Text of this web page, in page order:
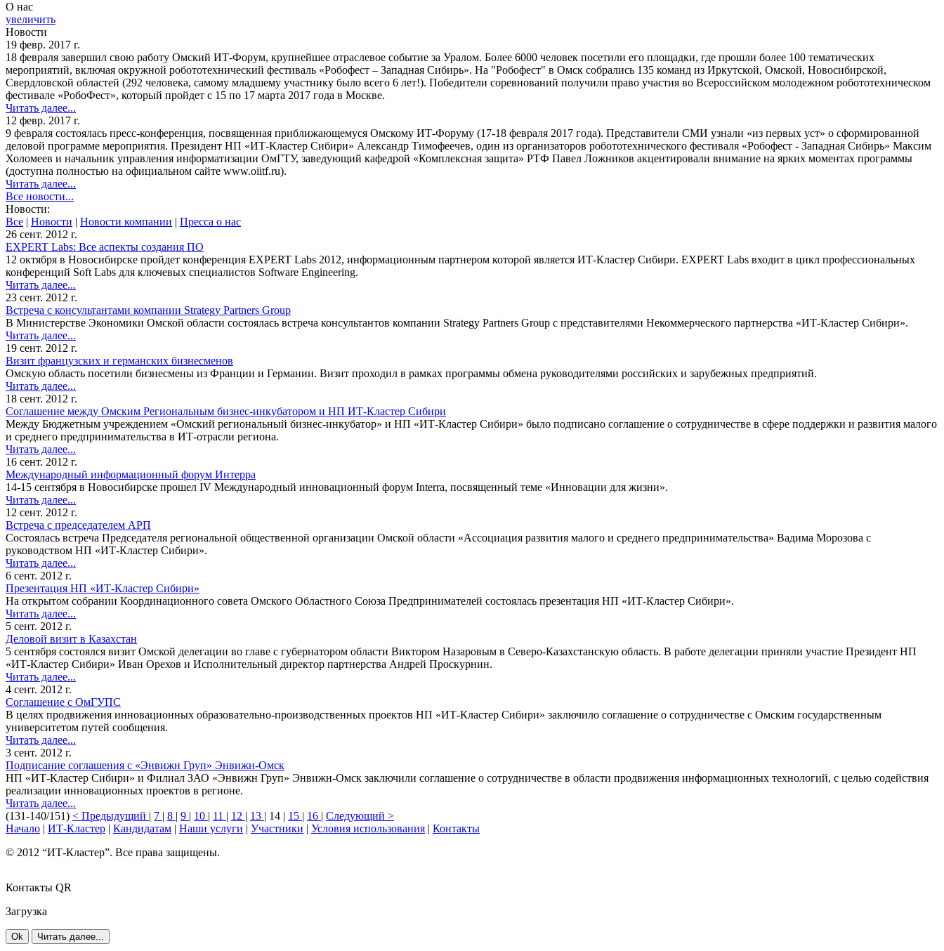
О нас
увеличить
Новости
19 февр. 2017 г.
18 февраля завершил свою работу Омский ИТ-Форум, крупнейшее отраслевое событие за Уралом. Более 6000 человек посетили его площадки, где прошли более 100 тематических
мероприятий, включая окружной робототехнический фестиваль «Робофест – Западная Сибирь». На "Робофест" в Омск собрались 135 команд из Иркутской, Омской, Новосибирской,
Свердловской областей (292 человека, самому младшему участнику было всего 6 лет!). Победители соревнований получили право участия во Всероссийском молодежном робототехническом
фестивале «РобоФест», который пройдет с 15 по 17 марта 2017 года в Москве.
Читать далее...
12 февр. 2017 г.
9 февраля состоялась пресс-конференция, посвященная приближающемуся Омскому ИТ-Форуму (17-18 февраля 2017 года). Представители СМИ узнали «из первых уст» о сформированной
деловой программе мероприятия. Президент НП «ИТ-Кластер Сибири» Александр Тимофеечев, один из организаторов робототехнического фестиваля «Робофест - Западная Сибирь» Максим
Холомеев и начальник управления информатизации ОмГТУ, заведующий кафедрой «Комплексная защита» РТФ Павел Ложников акцентировали внимание на ярких моментах программы
(доступна полностью на официальном сайте www.oiitf.ru).
Читать далее...
Все новости...
Новости:
Все | Новости | Новости компании | Пресса о нас
26 сент. 2012 г.
EXPERT Labs: Все аспекты создания ПО
12 октября в Новосибирске пройдет конференция EXPERT Labs 2012, информационным партнером которой является ИТ-Кластер Сибири. EXPERT Labs входит в цикл профессиональных
конференций Soft Labs для ключевых специалистов Software Engineering.
Читать далее...
23 сент. 2012 г.
Встреча с консультантами компании Strategy Partners Group
В Министерстве Экономики Омской области состоялась встреча консультантов компании Strategy Partners Group с представителями Некоммерческого партнерства «ИТ-Кластер Сибири».
Читать далее...
19 сент. 2012 г.
Визит французских и германских бизнесменов
Омскую область посетили бизнесмены из Франции и Германии. Визит проходил в рамках программы обмена руководителями российских и зарубежных предприятий.
Читать далее...
18 сент. 2012 г.
Соглашение между Омским Региональным бизнес-инкубатором и НП ИТ-Кластер Сибири
Между Бюджетным учреждением «Омский региональный бизнес-инкубатор» и НП «ИТ-Кластер Сибири» было подписано соглашение о сотрудничестве в сфере поддержки и развития малого
и среднего предпринимательства в ИТ-отрасли региона.
Читать далее...
16 сент. 2012 г.
Международный информационный форум Интерра
14-15 сентября в Новосибирске прошел IV Международный инновационный форум Interra, посвященный теме «Инновации для жизни».
Читать далее...
12 сент. 2012 г.
Встреча с председателем АРП
Состоялась встреча Председателя региональной общественной организации Омской области «Ассоциация развития малого и среднего предпринимательства» Вадима Морозова с
руководством НП «ИТ-Кластер Сибири».
Читать далее...
6 сент. 2012 г.
Презентация НП «ИТ-Кластер Сибири»
На открытом собрании Координационного совета Омского Областного Союза Предпринимателей состоялась презентация НП «ИТ-Кластер Сибири».
Читать далее...
5 сент. 2012 г.
Деловой визит в Казахстан
5 сентября состоялся визит Омской делегации во главе с губернатором области Виктором Назаровым в Северо-Казахстанскую область. В работе делегации приняли участие Президент НП
«ИТ-Кластер Сибири» Иван Орехов и Исполнительный директор партнерства Андрей Проскурнин.
Читать далее...
4 сент. 2012 г.
Соглашение с ОмГУПС
В целях продвижения инновационных образовательно-производственных проектов НП «ИТ-Кластер Сибири» заключило соглашение о сотрудничестве с Омским государственным
университетом путей сообщения.
Читать далее...
3 сент. 2012 г.
Подписание соглашения с «Энвижн Груп» Энвижн-Омск
НП «ИТ-Кластер Сибири» и Филиал ЗАО «Энвижн Груп» Энвижн-Омск заключили соглашение о сотрудничестве в области продвижения информационных технологий, с целью содействия
реализации инновационных проектов в регионе.
Читать далее...
(131-140/151) < Предыдущий | 7 | 8 | 9 | 10 | 11 | 12 | 13 | 14 | 15 | 16 | Следующий >
Начало | ИТ-Кластер | Кандидатам | Наши услуги | Участники | Условия использования | Контакты
© 2012 “ИТ-Кластер”. Все права защищены.
Контакты QR
Загрузка